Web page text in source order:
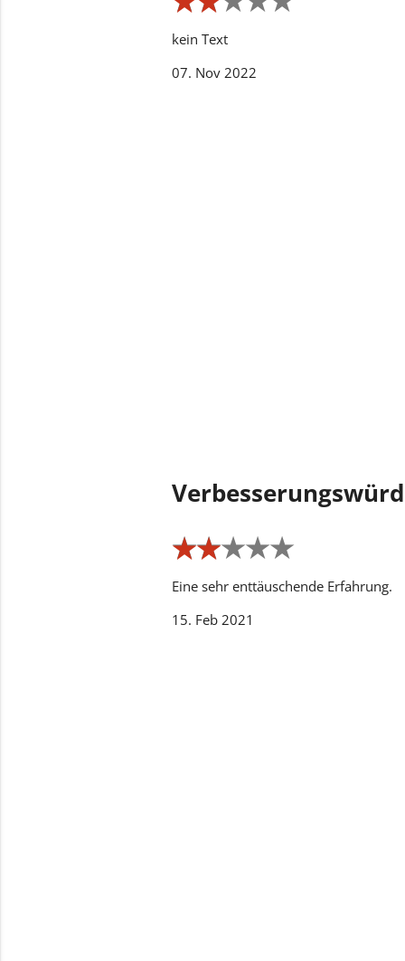
kein Text
07. Nov 2022
★★★★★
★★★★★
Eine sehr enttäuschende Erfahrung.
15. Feb 2021